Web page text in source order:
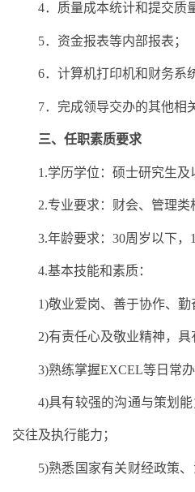
4．质量成本统计和提交质
5．资金报表等内部报表；
6．计算机打印机和财务系
7．完成领导交办的其他相
三、任职素质要求
1.学历学位：硕士研究生及
2.专业要求：财会、管理类
3.年龄要求：30周岁以下，
4.基本技能和素质：
1)敬业爱岗、善于协作、勤
2)有责任心及敬业精神，具
3)熟练掌握EXCEL等日常
4)具有较强的沟通与策划
交往及执行能力；
5)熟悉国家有关财经政策